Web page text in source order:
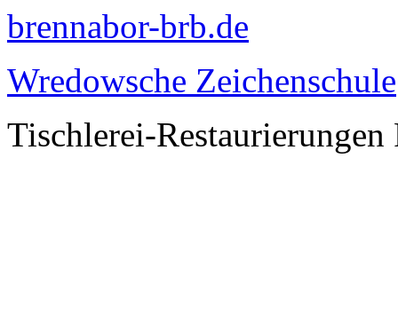
brennabor-brb.de
Wredowsche Zeichenschule
Tischlerei-